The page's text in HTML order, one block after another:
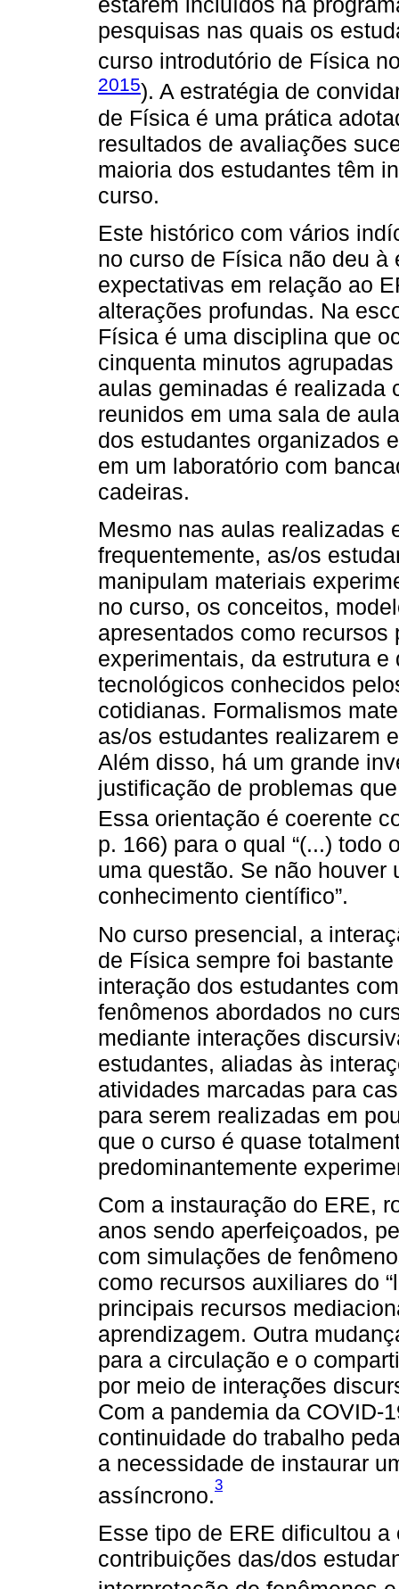
pesquisas nas quais os
curso introdutório de Física
2015). A estratégia de
de Física é uma prática
resultados de avaliações
maioria dos estudantes têm
curso.
Este histórico com vários
no curso de Física não deu
expectativas em relação ao
alterações profundas. Na
Física é uma disciplina que
cinquenta minutos
aulas geminadas é realizada
reunidos em uma sala de
dos estudantes organizados
em um laboratório com
cadeiras.
Mesmo nas aulas realizadas
frequentemente, as/os
manipulam materiais
no curso, os conceitos,
apresentados como
experimentais, da estrutura
tecnológicos conhecidos
cotidianas. Formalismos
as/os estudantes realizarem
Além disso, há um grande
justificação de problemas
Essa orientação é coerente
p. 166) para o qual “(...) todo
uma questão. Se não houver
conhecimento científico”.
No curso presencial, a
de Física sempre foi
interação dos estudantes
fenômenos abordados no
mediante interações
estudantes, aliadas às
atividades marcadas para
para serem realizadas em
que o curso é quase
predominantemente
Com a instauração do ERE,
anos sendo aperfeiçoados,
com simulações de
como recursos auxiliares do
principais recursos
aprendizagem. Outra
para a circulação e o
por meio de interações
Com a pandemia da COVID-
continuidade do trabalho
a necessidade de instaurar
assíncrono.3
Esse tipo de ERE dificultou
contribuições das/dos